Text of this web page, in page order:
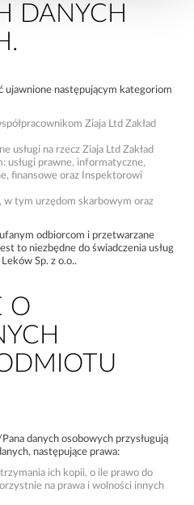
DANYCH
ujawnione następującym kategoriom
Ziaja Ltd Zakład
usługi na rzecz Ziaja Ltd Zakład
usługi prawne, informatyczne,
finansowe oraz Inspektorowi
w tym urzędom skarbowym oraz
odbiorcom i przetwarzane
to niezbędne do świadczenia usług
Sp. z o.o..
O
danych osobowych przysługują
następujące prawa:
ich kopii, o ile prawo do
na prawa i wolności innych